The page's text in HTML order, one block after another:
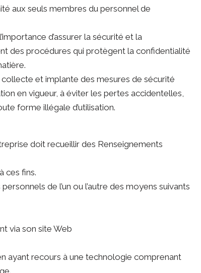
aux seuls membres du personnel de
d’assurer la sécurité et la
des procédures qui protègent la confidentialité
et implante des mesures de sécurité
en vigueur, à éviter les pertes accidentelles,
forme illégale d’utilisation.
doit recueillir des Renseignements
ces fins.
de l’un ou l’autre des moyens suivants
via son site Web
ayant recours à une technologie comprenant